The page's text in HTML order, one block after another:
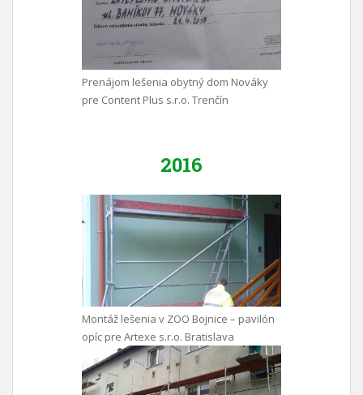
Prenájom lešenia obytný dom Nováky
pre Content Plus s.r.o. Trenčín
2016
Montáž lešenia v ZOO Bojnice – pavilón
opíc pre Artexe s.r.o. Bratislava